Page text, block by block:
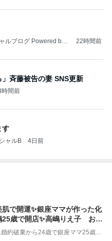
ルブログ Powered by
22時間前
」斉藤被告の妻 SNS更新
時間前
す
ャルB 4日前
で開運✨銀座ママが作った化
25歳で開店✨高嶋りえ子 お着
ン コーデ
【銀座クラブ高嶋】元OL婚約破棄から24歳で銀座ママ25歳でオーナーママ銀座 美肌で開運♡パワースポット巡り高嶋りえ子ブログ